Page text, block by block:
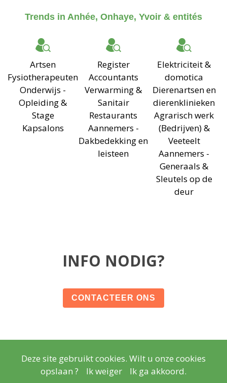
Trends in Anhée, Onhaye, Yvoir & entités
Artsen
Fysiotherapeuten
Onderwijs -
Opleiding &
Stage
Kapsalons
Register
Accountants
Verwarming &
Sanitair
Restaurants
Aannemers -
Dakbedekking en
leisteen
Elektriciteit &
domotica
Dierenartsen en
dierenklinieken
Agrarisch werk
(Bedrijven) &
Veeteelt
Aannemers -
Generaals &
Sleutels op de
deur
INFO NODIG?
CONTACTEER ONS
© CopyrightWettelijke vermeldingen - Copyright2026
RealisatieLisara Agency
Deze site gebruikt cookies. Wilt u onze cookies
opslaan ?
Ik weiger Ik ga akkoord.